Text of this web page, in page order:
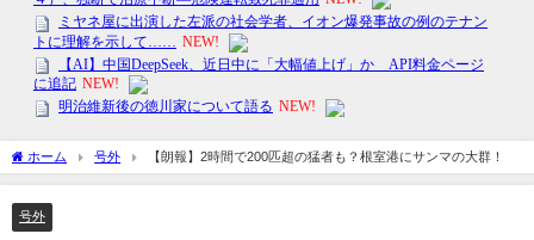
ホーム 号外 【朗報】2時間で200匹超の猛者も？根室港にサンマの大群！
号外